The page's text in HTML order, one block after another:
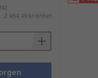
2 464,49 kr/enhet